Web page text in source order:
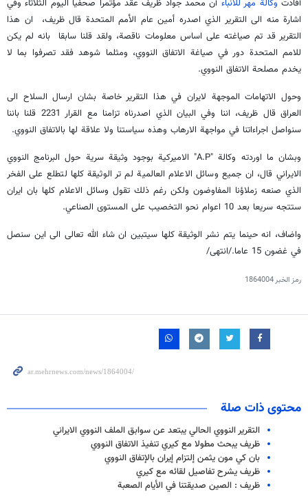
أفادت وكالة مهر للأنباء أن محمد جواد ظريف عقد مؤتمرا صحفيا اليوم الثلاثاء وفي
اشارة منه الى التقرير الذي اصدره أمين عام الأمم المتحدة قال ظريف، ان هذا
التقرير قد تم صياغته على اساس معلومات ناقصة، ولقد قلنا سابقا بانه لم يكن
للامم المتحدة دور في صياغة الاتفاق النووي، ومثلما شوهد فقد تصرفوا بما لا
يخدم مصلحة الاتفاق النووي.
وحول الاتهامات الموجهة لايران في هذا التقرير خاصة بشان ارسال السلاح الى
العراق قال ظريف، اننا وفي البيان الذي اصدرناه تزامنا مع القرار 2231 قلنا باننا
سنواصل اجراءاتنا في مواجهة الارهاب وهذه سياستنا ولا علاقة لها بالاتفاق النووي.
وبشان ما اوردته وكالة "A.P" الاميركية بوجود وثيقة سرية حول البرنامج النووي
الايراني قال، ان جميع وسائل الاعلام العالمية لم تر الوثيقة كلها لتطلع على الفخر
الذي صنعه زملاؤنا المفاوضون ولكن رغم ذلك تقول وسائل الاعلام كلها بان ايران
ستتجه سريعا بعد 10 اعوام نحو التخصيب على المستوى الصناعي.
واضاف، انه حينما يتم نشر الوثيقة كلها سيتبين ان شاء الله تعالى الى اين سنصل
في غضون 15 عاما./انتهى/
رمز الخبر1864004
محتوى ذات صلة
التقرير النووي الحالي يبتعد عن سوابق الملف النووي الايراني
ظريف يبحث مطولا مع كيري تنفيذ الاتفاق النووي
بان كي مون يثمن إلتزام إيران بالإتفاق النووي
ظريف يشرح تفاصيل لقائه مع كيري
ظريف : الصين صديقتنا في الأيام الصعبة